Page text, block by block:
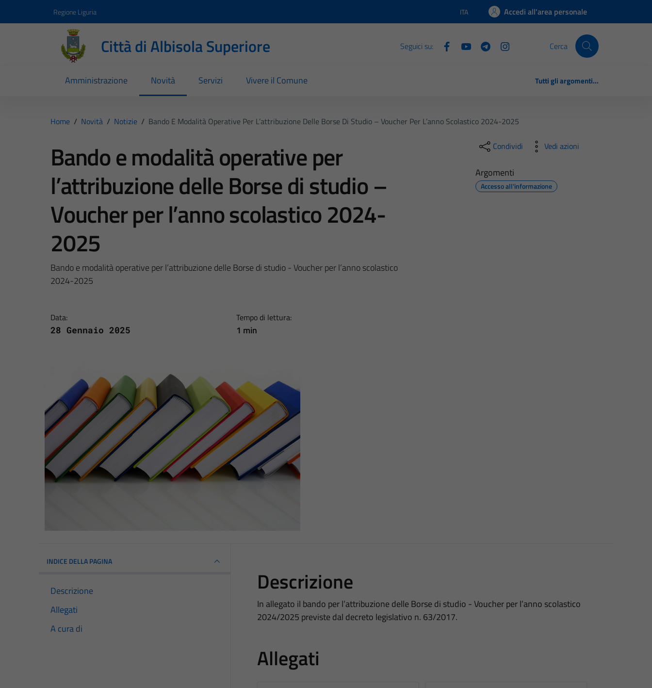
Regione Liguria Lingua attiva:
ITA Accedi all'area personale
Città di Albisola Superiore Seguici su: Cerca
Amministrazione Novità Servizi Vivere il Comune Tutti gli argomenti...
Home / Novità / Notizie / Bando E Modalità Operative Per L’attribuzione Delle Borse Di Studio – Voucher Per L’anno Scolastico 2024-2025
Bando e modalità operative per
l’attribuzione delle Borse di studio –
Voucher per l’anno scolastico 2024-
2025
Bando e modalità operative per l’attribuzione delle Borse di studio - Voucher per l’anno scolastico
2024-2025
Data:
28 Gennaio 2025
Tempo di lettura:
1 min
Condividi Vedi azioni
Argomenti
Accesso all'informazione
INDICE DELLA PAGINA
Descrizione
Allegati
A cura di
Descrizione
In allegato il bando per l’attribuzione delle Borse di studio - Voucher per l’anno scolastico
2024/2025 previste dal decreto legislativo n. 63/2017.
Allegati